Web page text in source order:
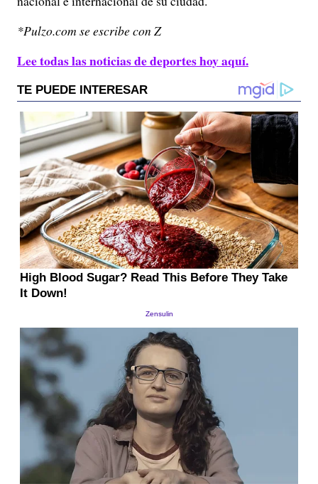
*Pulzo.com se escribe con Z
Lee todas las noticias de deportes hoy aquí.